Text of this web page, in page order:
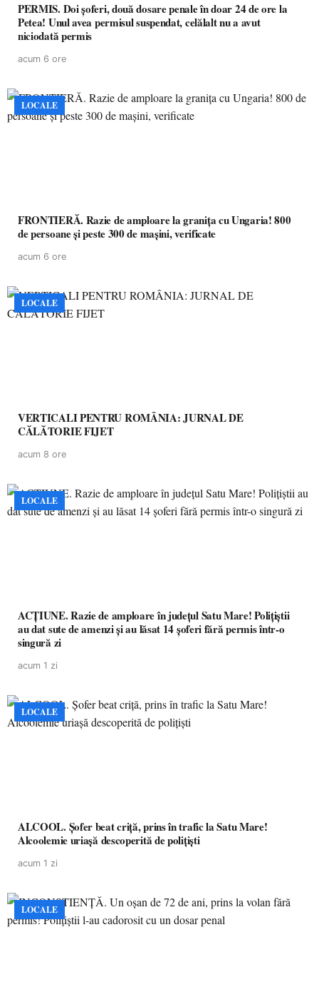
PERMIS. Doi șoferi, două dosare penale în doar 24 de ore la
Petea! Unul avea permisul suspendat, celălalt nu a avut
niciodată permis
acum 6 ore
LOCALE
FRONTIERĂ. Razie de amploare la granița cu Ungaria! 800
de persoane și peste 300 de mașini, verificate
acum 6 ore
LOCALE
VERTICALI PENTRU ROMÂNIA: JURNAL DE
CĂLĂTORIE FIJET
acum 8 ore
LOCALE
ACȚIUNE. Razie de amploare în județul Satu Mare! Polițiștii
au dat sute de amenzi și au lăsat 14 șoferi fără permis într-o
singură zi
acum 1 zi
LOCALE
ALCOOL. Șofer beat criță, prins în trafic la Satu Mare!
Alcoolemie uriașă descoperită de polițiști
acum 1 zi
LOCALE